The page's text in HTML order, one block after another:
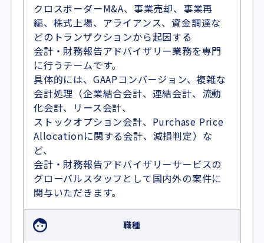
クロスボーダーM&A、事業売却、事業再
編、株式上場、アライアンス、資金調達な
どのトランザクションから起因する
会計・財務報告アドバイザリー業務を専門
に行うチームです。
具体的には、GAAPコンバージョン、複雑な
会計処理（企業結合会計、連結会計、流動
化会計、リース会計、
ストックオプション会計、Purchase Price
Allocationに関する会計、減損判定）な
ど、
会計・財務報告アドバイザリーサービスの
グローバルスタッフとして国内外の案件に
関与いただきます。
職種